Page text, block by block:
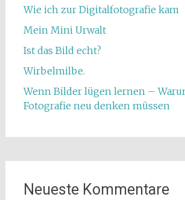
Wie ich zur Digitalfotografie kam
Mein Mini Urwalt
Ist das Bild echt?
Wirbelmilbe.
Wenn Bilder lügen lernen –
Fotografie neu denken müssen
Neueste Kommentare